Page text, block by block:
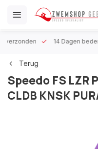
verzonden 14 Dagen
Terug
Speedo FS LZR
CLDB KNSK